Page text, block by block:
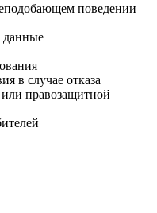
поведении
данные
в случае отказа
правозащитной